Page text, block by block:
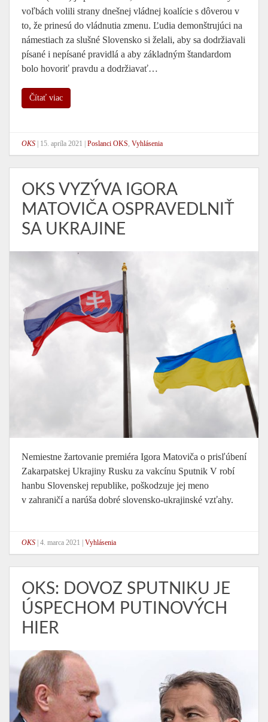
voľbách volili strany dnešnej vládnej koalície s dôverou v
to, že prinesú do vládnutia zmenu. Ľudia demonštrujúci na
námestiach za slušné Slovensko si želali, aby sa dodržiavali
písané i nepísané pravidlá a aby základným štandardom
bolo hovoriť pravdu a dodržiavať…
Čítať viac
OKS 15. apríla 2021 Poslanci OKS, Vyhlásenia
OKS VYZÝVA IGORA
MATOVIČA OSPRAVEDLNIŤ
SA UKRAJINE
Nemiestne žartovanie premiéra Igora Matoviča o prisľúbení
Zakarpatskej Ukrajiny Rusku za vakcínu Sputnik V robí
hanbu Slovenskej republike, poškodzuje jej meno
v zahraničí a narúša dobré slovensko-ukrajinské vzťahy.
OKS 4. marca 2021 Vyhlásenia
OKS: DOVOZ SPUTNIKU JE
ÚSPECHOM PUTINOVÝCH
HIER